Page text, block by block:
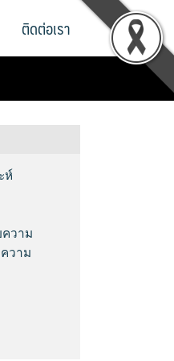
ติดต่อเรา
ห์
วาม
วาม